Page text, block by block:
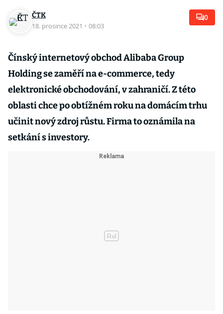
ČTK
18. prosince 2021 · 08:03
0
Čínský internetový obchod Alibaba Group
Holding se zaměří na e-commerce, tedy
elektronické obchodování, v zahraničí. Z této
oblasti chce po obtížném roku na domácím trhu
učinit nový zdroj růstu. Firma to oznámila na
setkání s investory.